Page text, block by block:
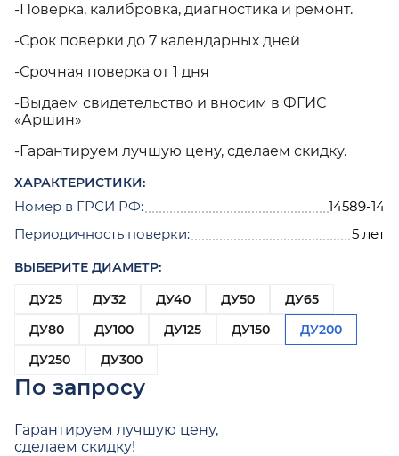
-Поверка, калибровка, диагностика и ремонт.
-Срок поверки до 7 календарных дней
-Срочная поверка от 1 дня
-Выдаем свидетельство и вносим в ФГИС
«Аршин»
-Гарантируем лучшую цену, сделаем скидку.
ХАРАКТЕРИСТИКИ:
Номер в ГРСИ РФ:
14589-14
Периодичность поверки:
5 лет
ВЫБЕРИТЕ ДИАМЕТР:
ДУ25
ДУ32 ДУ40 ДУ50
ДУ65
ДУ80
ДУ100 ДУ125 ДУ150
ДУ200
ДУ250
ДУ300
По запросу
Гарантируем лучшую цену,
сделаем скидку!